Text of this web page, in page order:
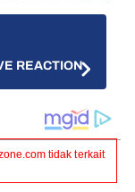
REACTION